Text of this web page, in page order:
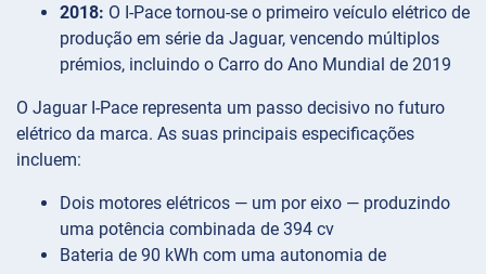
2018: O I-Pace tornou-se o primeiro veículo elétrico de
produção em série da Jaguar, vencendo múltiplos
prémios, incluindo o Carro do Ano Mundial de 2019
O Jaguar I-Pace representa um passo decisivo no futuro
elétrico da marca. As suas principais especificações
incluem:
Dois motores elétricos — um por eixo — produzindo
uma potência combinada de 394 cv
Bateria de 90 kWh com uma autonomia de